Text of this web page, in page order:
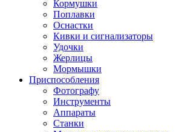
Кормушки
Поплавки
Оснастки
Кивки и сигнализаторы
Удочки
Жерлицы
Мормышки
Приспособления
Фотографу
Инструменты
Аппараты
Станки